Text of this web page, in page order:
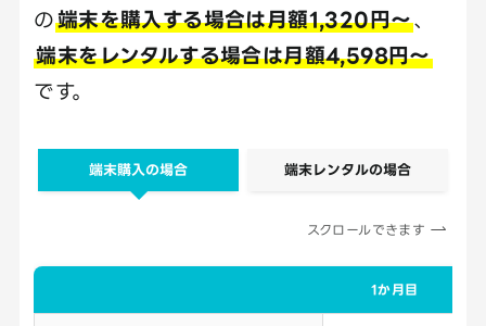
の端末を購入する場合は月額1,320円～、
端末をレンタルする場合は月額4,598円～
です。
端末購入の場合 端末レンタルの場合
スクロールできます
1か月目